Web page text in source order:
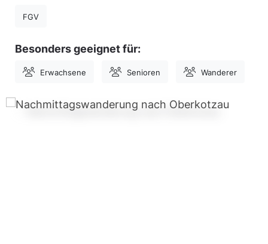
FGV
Besonders geeignet für:
Erwachsene Senioren Wanderer